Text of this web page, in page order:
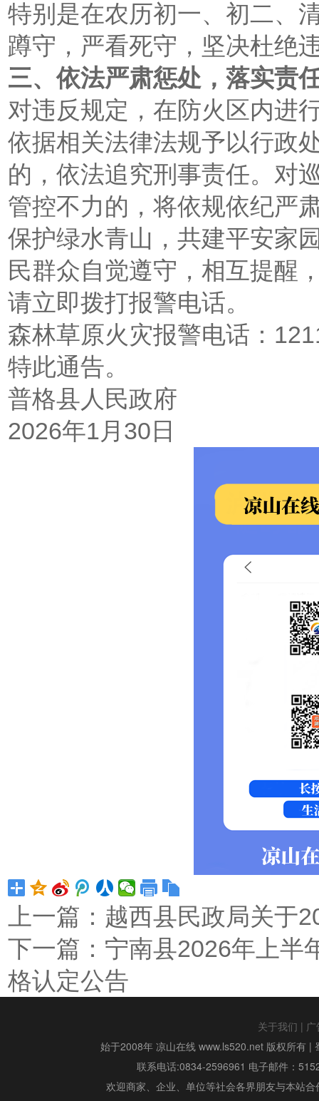
特别是在农历初一、初二、
蹲守，严看死守，坚决杜绝
三、依法严肃惩处，落实责
对违反规定，在防火区内进
依据相关法律法规予以行政
的，依法追究刑事责任。对
管控不力的，将依规依纪严
保护绿水青山，共建平安家
民群众自觉遵守，相互提醒
请立即拨打报警电话。
森林草原火灾报警电话：
特此通告。
普格县人民政府
2026年1月30日
上一篇： 越西县民政局关于
下一篇： 宁南县2026年上半
格认定公告
关于我们 |
始于2008年 凉山在线 www.ls520.net 版权所有
联系电话:0834-2596961 电子邮件：
欢迎商家、企业、单位等社会各界朋友与本站